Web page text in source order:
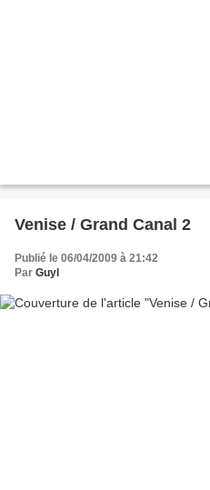
Venise / Grand Canal 2
Publié le 06/04/2009 à 21:42
Par Guyl